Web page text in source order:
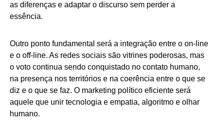
as diferenças e adaptar o discurso sem perder a
essência.
Outro ponto fundamental será a integração entre o on-line
e o off-line. As redes sociais são vitrines poderosas, mas
o voto continua sendo conquistado no contato humano,
na presença nos territórios e na coerência entre o que se
diz e o que se faz. O marketing político eficiente será
aquele que unir tecnologia e empatia, algoritmo e olhar
humano.